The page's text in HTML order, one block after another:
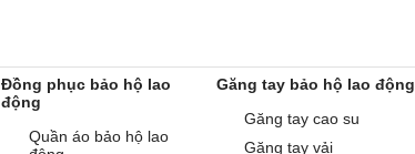
Đồng phục bảo hộ lao
động
Quần áo bảo hộ lao
Găng tay bảo hộ lao động
Găng tay cao su
Găng tay vải